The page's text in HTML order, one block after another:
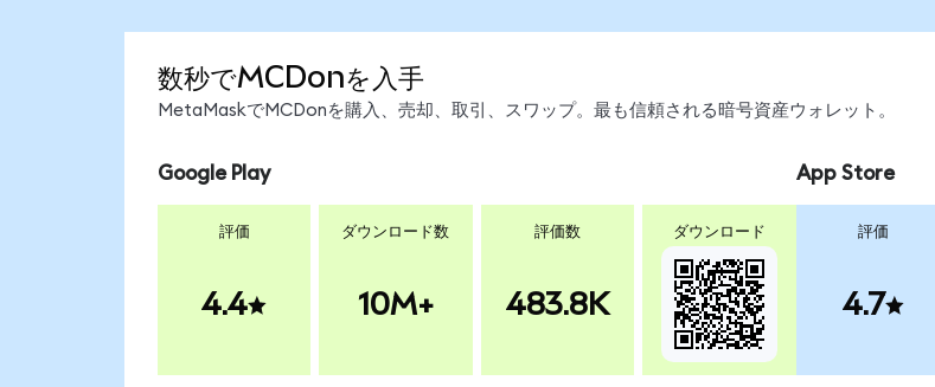
数秒でMCDonを入手
MetaMaskでMCDonを購入、売却、取引、スワップ。最も信頼される暗号資産ウォレット。
Google Play
評価
4.4
ダウンロード数
10M+
評価数
483.8K
ダウンロード
App Store
評価
4.7